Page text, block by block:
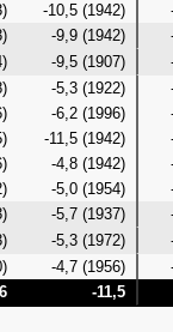
-10,5 (1942)
-9,9 (1942)
-9,5 (1907)
-5,3 (1922)
-6,2 (1996)
-11,5 (1942)
-4,8 (1942)
-5,0 (1954)
-5,7 (1937)
-5,3 (1972)
-4,7 (1956)
-11,5